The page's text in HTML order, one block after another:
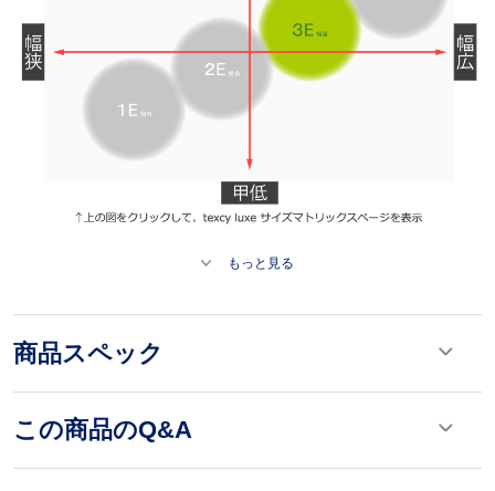
もっと見る
商品スペック
この商品のQ&A